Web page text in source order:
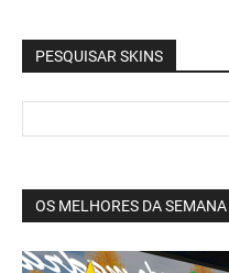
PESQUISAR SKINS
OS MELHORES DA SEMANA